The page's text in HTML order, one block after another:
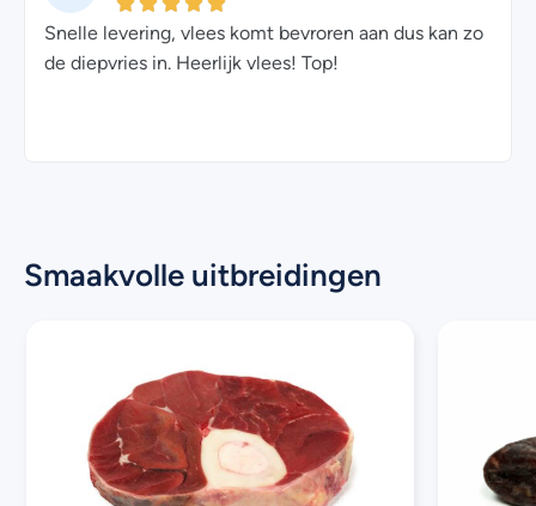
Snelle levering, vlees komt bevroren aan dus kan zo
de diepvries in. Heerlijk vlees! Top!
Smaakvolle uitbreidingen